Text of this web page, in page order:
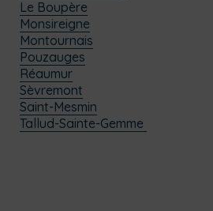
Le Boupère
Monsireigne
Montournais
Pouzauges
Réaumur
Sèvremont
Saint-Mesmin
Tallud-Sainte-Gemme